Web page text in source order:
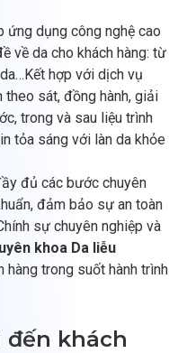
ứng dụng công nghệ cao
về da cho khách hàng: từ
hợp với dịch vụ
sát, đồng hành, giải
trong và sau liệu trình
tỏa sáng với làn da khỏe
đủ các bước chuyên
đảm bảo sự an toàn
sự chuyên nghiệp và
khoa Da liễu
hàng trong suốt hành trình
đến khách